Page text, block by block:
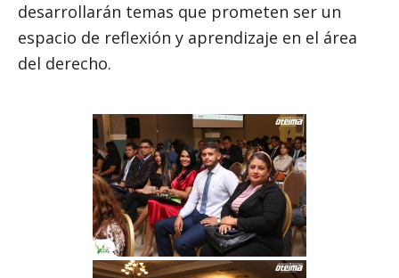
desarrollarán temas que prometen ser un
espacio de reflexión y aprendizaje en el área
del derecho.